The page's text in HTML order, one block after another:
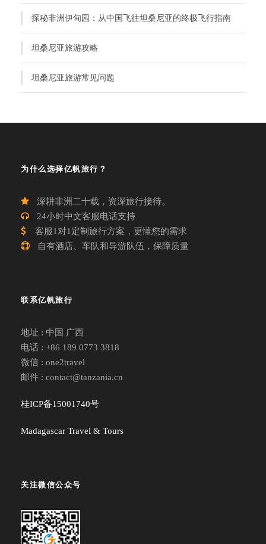
探秘非洲伊甸园：从中国飞往坦桑尼亚的终极飞行指南
坦桑尼亚旅游攻略
坦桑尼亚旅游常见问题
为什么选择亿帆旅行？
深耕非洲二十载，资深旅行接待。
24小时中文客服电话支持
客服1对1定制旅行方案，更懂您的需求
自有酒店、车队和导游队伍，保障质量
联系亿帆旅行
地址 : 中国 广西
电话 : +86 189 0773 3818
微信 : one2travel
邮件 : contact@tanzania.cn
桂ICP备15001740号
Madagascar Travel & Tours
关注微信公众号